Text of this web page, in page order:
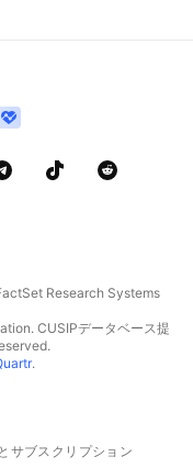
Research Systems
CUSIPデータベース提
.
サブスクリプション